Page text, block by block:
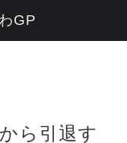
ら引退す
GP